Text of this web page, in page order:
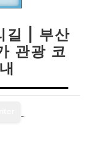
길 | 부산
관광 코